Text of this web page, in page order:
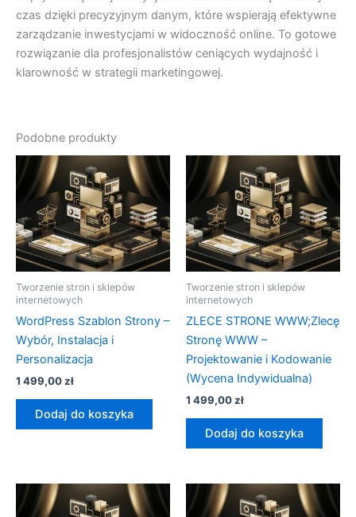
czas dzięki precyzyjnym danym, które wspierają efektywne
zarządzanie inwestycjami w widoczność online. To gotowe
rozwiązanie dla profesjonalistów ceniących wydajność i
klarowność w strategii marketingowej.
Podobne produkty
Tworzenie stron i sklepów
internetowych
WordPress Szablon Strony –
Wybór, Instalacja i
Personalizacja
1 499,00zł
Dodaj do koszyka
Tworzenie stron i sklepów
internetowych
ZLECE STRONE WWW;Zlecę
Stronę WWW –
Projektowanie i Kodowanie
(Wycena Indywidualna)
1 499,00zł
Dodaj do koszyka